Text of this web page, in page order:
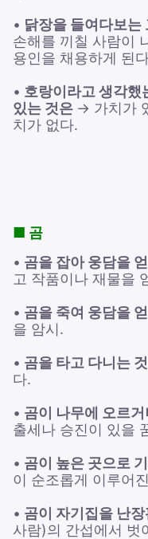
• 닭장을 들여다보는
손해를 끼칠 사람이
용인을 채용하게 된
• 호랑이라고 생각했
있는 것은 → 가치가
치가 없다.
■ 곰
• 곰을 잡아 웅담을
고 작품이나 재물을
• 곰을 죽여 웅담을
을 암시.
• 곰을 타고 다니는
다.
• 곰이 나무에 오르
출세나 승진이 있을
• 곰이 높은 곳으로
이 순조롭게 이루어
• 곰이 자기집을 난
사람)의 간섭에서 벗